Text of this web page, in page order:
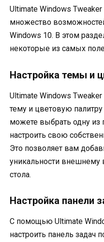
Ultimate Windows
множество
Windows 10. В этом
некоторые из самых
Настройка темы и
Ultimate Windows
тему и цветовую
можете выбрать одну из
настроить свою
Это позволяет вам
уникальности внешнему
стола.
Настройка панели
С помощью Ultimate
настроить панель задач